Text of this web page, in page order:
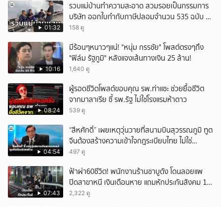
01:32
รวบแม่บ้านทำความสะอาด สวมรอยเป็นกรรมการ
บริษัท ออกใบกำกับภาษีปลอมจำนวน 535 ฉบับ รัฐ
เสียหายกว่า 129 ล้านบาท
158 ดู
10:16
มีร้อนๆหนาวๆแน่! "หนุ่ม กรรชัย" โพสต์ตรงๆถึง
"ฟิล์ม รัฐภูมิ" หลังแจงเส้นทางเงิน 25 ล้าน!
1,640 ดู
08:24
ผู้รอดชีวิตโพสต์ขอบคุณ รพ.ท่าแซะ ช่วยยื้อชีวิต
จากมาลาเรีย ชี้ รพ.รัฐ ไม่ใช่โรงแรมห้าดาว
539 ดู
04:54
“สีหศักดิ์” เผยเหตุวุ่นวายที่สนามบินสุวรรณภูมิ ทูต
จีนต้องสร้างความเข้าใจกฎระเบียบไทย ไม่ใช่
ปกป้องฝ่ายจีนเพียงอย่างเดียว
497 ดู
07:43
ฟ้าผ่า60ชีวิต! พนักงานร้านชาบูดัง โดนลอยแพ
ปิดสาขาหนี เงินเดือนหาย แถมหักประกันสังคม 11
เดือนแต่ไม่ส่ง?
2,322 ดู